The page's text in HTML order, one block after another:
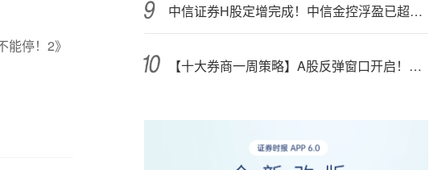
停！2》
中信证券H股定增完成！中信金控浮盈已超17%
【十大券商一周策略】A股反弹窗口开启！行情会更“百花齐放”